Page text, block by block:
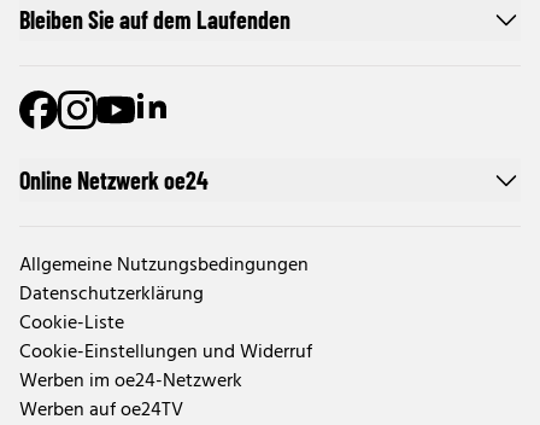
Online Netzwerk oe24
Allgemeine Nutzungsbedingungen
Datenschutzerklärung
Cookie-Liste
Cookie-Einstellungen und Widerruf
Werben im oe24-Netzwerk
Werben auf oe24TV
Bleiben Sie auf dem Laufenden